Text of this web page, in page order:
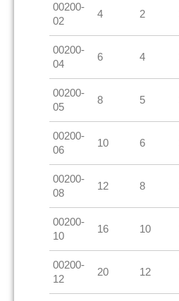
00200-
02
4 2
00200-
04
6 4
00200-
05
8 5
00200-
06
10 6
00200-
08
12 8
00200-
10
16 10
00200-
12
20 12